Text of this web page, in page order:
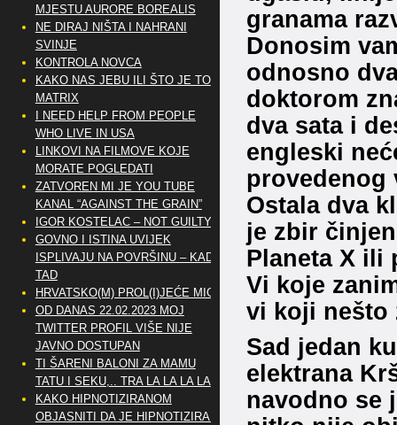
granama
Donosim
odnosno
doktorom
dva sata i
engleski
provedenog
Ostala dva
je zbir
Planeta X ili
Vi koje
vi koji nešto
Sad jedan
elektrana
navodno se
MJESTU AURORE BOREALIS
NE DIRAJ NIŠTA I NAHRANI
SVINJE
KONTROLA NOVCA
KAKO NAS JEBU ILI ŠTO JE TO
MATRIX
I NEED HELP FROM PEOPLE
WHO LIVE IN USA
LINKOVI NA FILMOVE KOJE
MORATE POGLEDATI
ZATVOREN MI JE YOU TUBE
KANAL “AGAINST THE GRAIN”
IGOR KOSTELAC – NOT GUILTY
GOVNO I ISTINA UVIJEK
ISPLIVAJU NA POVRŠINU – KAD
TAD
HRVATSKO(M) PROL(I)JEĆE MIG
OD DANAS 22.02.2023 MOJ
TWITTER PROFIL VIŠE NIJE
JAVNO DOSTUPAN
TI ŠARENI BALONI ZA MAMU
TATU I SEKU,.. TRA LA LA LA LA
KAKO HIPNOTIZIRANOM
OBJASNITI DA JE HIPNOTIZIRAN